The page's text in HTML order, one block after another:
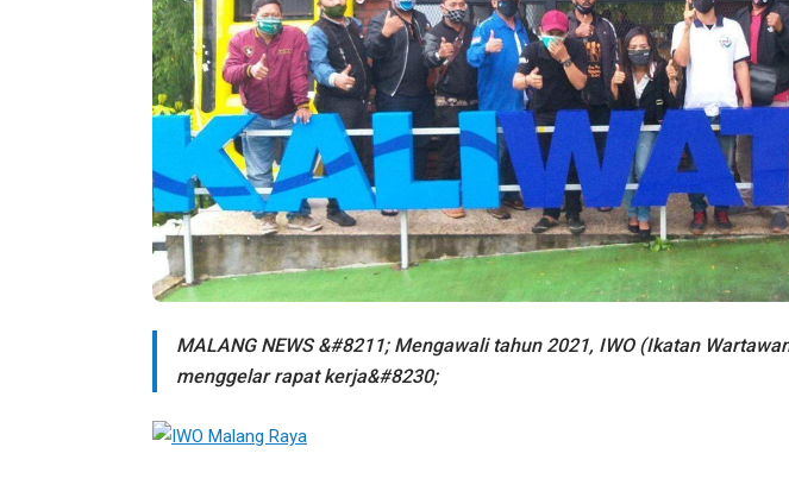
MALANG NEWS &#8211; Mengawali tahun 2021, IWO (Ikatan
menggelar rapat kerja&#8230;